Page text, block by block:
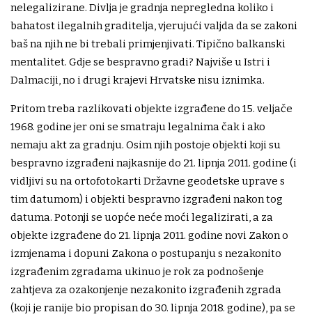
nelegalizirane. Divlja je gradnja nepregledna koliko i
bahatost ilegalnih graditelja, vjerujući valjda da se zakoni
baš na njih ne bi trebali primjenjivati. Tipično balkanski
mentalitet. Gdje se bespravno gradi? Najviše u Istri i
Dalmaciji, no i drugi krajevi Hrvatske nisu iznimka.
Pritom treba razlikovati objekte izgrađene do 15. veljače
1968. godine jer oni se smatraju legalnima čak i ako
nemaju akt za gradnju. Osim njih postoje objekti koji su
bespravno izgrađeni najkasnije do 21. lipnja 2011. godine (i
vidljivi su na ortofotokarti Državne geodetske uprave s
tim datumom) i objekti bespravno izgrađeni nakon tog
datuma. Potonji se uopće neće moći legalizirati, a za
objekte izgrađene do 21. lipnja 2011. godine novi Zakon o
izmjenama i dopuni Zakona o postupanju s nezakonito
izgrađenim zgradama ukinuo je rok za podnošenje
zahtjeva za ozakonjenje nezakonito izgrađenih zgrada
(koji je ranije bio propisan do 30. lipnja 2018. godine), pa se